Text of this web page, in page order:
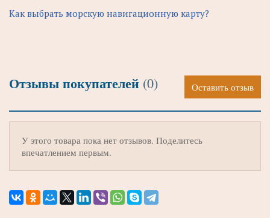
Как выбрать морскую навигационную карту?
Отзывы покупателей (0) Оставить отзыв
У этого товара пока нет отзывов. Поделитесь
впечатлением первым.